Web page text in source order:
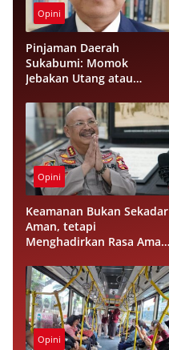
Opini
Pinjaman Daerah
Sukabumi: Momok
Jebakan Utang atau
Opini
Keamanan Bukan Sekadar
Aman, tetapi
Menghadirkan Rasa Aman
Opini